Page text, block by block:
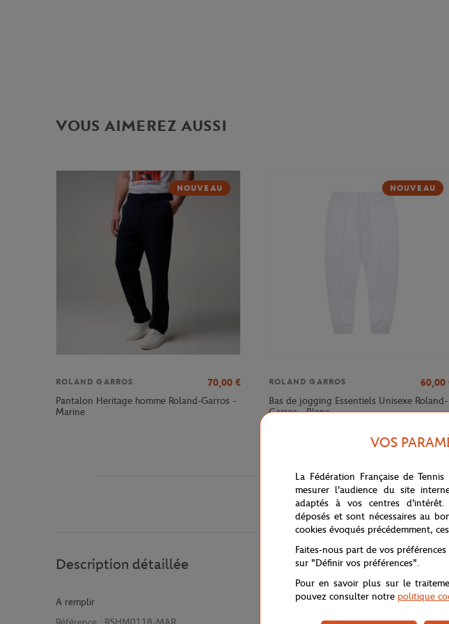
VOUS AIMEREZ AUSSI
NOUVEAU
ROLAND GARROS 70,00 €
Pantalon Heritage homme Roland-Garros -
Marine
NOUVEAU
ROLAND GARROS 60,00
Bas de jogging Essentiels Unisexe Roland-
Garros - Blanc
Description détaillée
A remplir
VOS
La Fédération Française de
mesurer l'audience du site
adaptés à vos centres
déposés et sont nécessaires au
cookies évoqués précédemment,
Faites-nous part de vos
sur "Définir vos préférences".
Pour en savoir plus sur le
pouvez consulter notre politique